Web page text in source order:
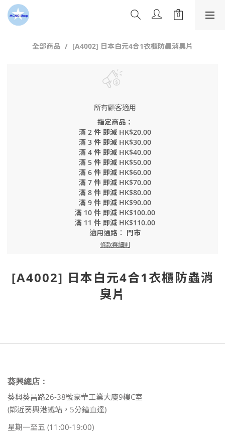
全部商品 [A4002] 日本白元4合1衣櫃防蟲消臭片
所有顧客適用
指定商品：
滿 2 件 即減 HK$20.00
滿 3 件 即減 HK$30.00
滿 4 件 即減 HK$40.00
滿 5 件 即減 HK$50.00
滿 6 件 即減 HK$60.00
滿 7 件 即減 HK$70.00
滿 8 件 即減 HK$80.00
滿 9 件 即減 HK$90.00
滿 10 件 即減 HK$100.00
滿 11 件 即減 HK$110.00
適用通路： 門市
條款與細則
[A4002] 日本白元4合1衣櫃防蟲消
臭片
葵興總店：
葵興葵昌路26-38號豪華工業大廈9樓C室
(鄰近葵興港鐵站，5分鐘直達)
星期一至五 (11:00-19:00)